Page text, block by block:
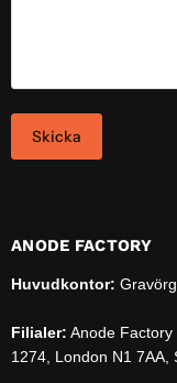
Skicka
ANODE FACTORY
Huvudkontor:
Filialer: Anode Factory
1274, London N1 7AA,